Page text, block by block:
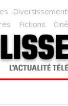
Fictions